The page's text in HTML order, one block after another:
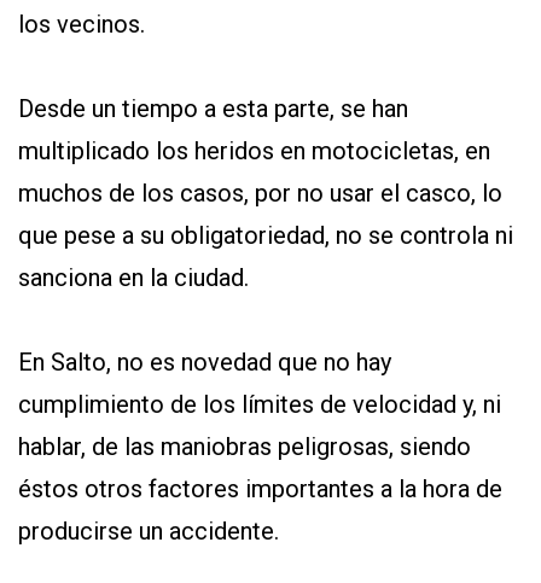
los vecinos.
Desde un tiempo a esta parte, se han
multiplicado los heridos en motocicletas, en
muchos de los casos, por no usar el casco, lo
que pese a su obligatoriedad, no se controla ni
sanciona en la ciudad.
En Salto, no es novedad que no hay
cumplimiento de los límites de velocidad y, ni
hablar, de las maniobras peligrosas, siendo
éstos otros factores importantes a la hora de
producirse un accidente.